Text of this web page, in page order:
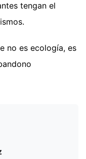
tengan el
no es ecología, es